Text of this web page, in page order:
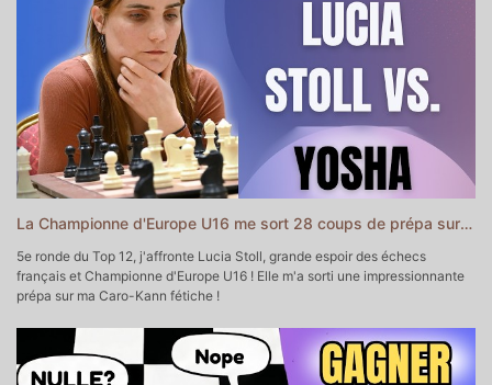
hosted_button_id=6WTAEDBXAPTLC
♚ Prendre un cours particulier avec moi
https://yoshachess.com/fr/cours-particuliers-echecs-paris-en-ligne/
♛ Me contacter
contact@yoshachess.com
▬▬▬▬▬▬▬▬▬▬ CHAPITRES DE CETTE VIDEO
▬▬▬▬▬▬▬▬▬▬▬
0:00 - Intro
0:24 - Début de la partie
0:49 - Cécile vs. Deimante
5:00 - Retour à la partie
La Championne d'Europe U16 me sort 28 coups de prépa sur la Caro-Kann !
5e ronde du Top 12, j'affronte Lucia Stoll, grande espoir des échecs
français et Championne d'Europe U16 ! Elle m'a sorti une impressionnante
prépa sur ma Caro-Kann fétiche !
▬▬▬▬▬▬▬▬▬▬▬ POUR ALLER PLUS LOIN ▬▬▬▬▬▬▬▬▬▬▬
♔♕Mon Académie d'Echecs
https://yoshacademie.fr/ ♕♔
♘ Soutenir la chaîne sur Tipeee
https://fr.tipeee.com/yosha-echecs